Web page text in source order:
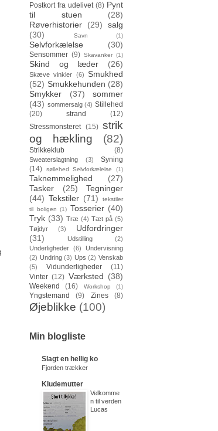
Postkort fra udelivet (8) Pynt
til stuen
(28)
Røverhistorier
(29)
salg
(30)
Savn (1)
Selvforkælelse (30)
Sensommer (9) Skavanker (1)
Skind og læder (26)
Skæve vinkler (6)
Smukhed
(52) Smukkehunden (28)
Smykker
(37)
sommer
(43) sommersalg (4) Stillehed
(20)
strand
(12)
Stressmonsteret (15) strik
og hækling
(82)
Strikkeklub (8)
Sweaterslagtning (3)
Syning
(14)
søllehed Selvforkælelse (1)
Taknemmelighed
(27)
Tasker
(25)
Tegninger
(44) Tekstiler (71)
tekstiler
til boligen (1) Tosserier (40)
Tryk (33) Træ (4) Tæt på (5)
Tøjdyr
(3)
Udfordringer
(31)
Udstilling
(2)
Underligheder (6)
Undervisning
(2) Undring (3) Ups (2) Venskab
(5)
Vidunderligheder
(11)
Vinter (12) Værksted (38)
Weekend (16) Workshop (1)
Yngstemand (9) Zines (8)
Øjeblikke (100)
Min blogliste
Slagt en hellig ko
Fjorden trækker
Kludemutter
Velkomme
n til verden
Lucas